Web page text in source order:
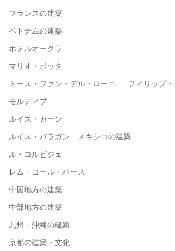
フランスの建築
ベトナムの建築
ホテルオークラ
マリオ・ボッタ
ミース・ファン・デル・ローエ フィリップ・
モルディブ
ルイス・カーン
ルイス・バラガン メキシコの建築
ル・コルビジェ
レム・コール・ハース
中国地方の建築
中部地方の建築
九州・沖縄の建築
京都の建築・文化